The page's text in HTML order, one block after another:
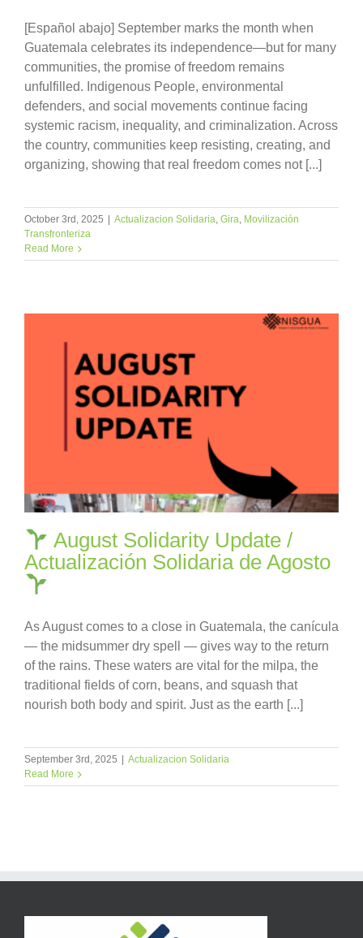
[Español abajo] September marks the month when
Guatemala celebrates its independence—but for many
communities, the promise of freedom remains
unfulfilled. Indigenous People, environmental
defenders, and social movements continue facing
systemic racism, inequality, and criminalization. Across
the country, communities keep resisting, creating, and
organizing, showing that real freedom comes not [...]
October 3rd, 2025 Actualizacion Solidaria, Gira, Movilización
Transfronteriza
Read More
August Solidarity Update /
Actualización Solidaria de Agosto
As August comes to a close in Guatemala, the canícula
— the midsummer dry spell — gives way to the return
of the rains. These waters are vital for the milpa, the
traditional fields of corn, beans, and squash that
nourish both body and spirit. Just as the earth [...]
September 3rd, 2025 | Actualizacion Solidaria
Read More